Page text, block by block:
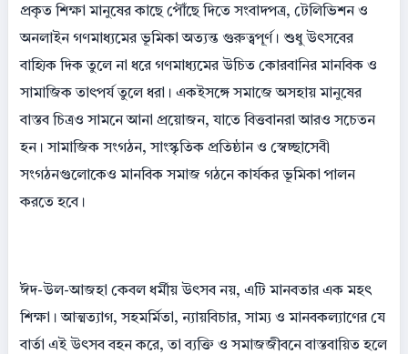
প্রকৃত শিক্ষা মানুষের কাছে পৌঁছে দিতে সংবাদপত্র, টেলিভিশন ও
অনলাইন গণমাধ্যমের ভূমিকা অত্যন্ত গুরুত্বপূর্ণ। শুধু উৎসবের
বাহ্যিক দিক তুলে না ধরে গণমাধ্যমের উচিত কোরবানির মানবিক ও
সামাজিক তাৎপর্য তুলে ধরা। একইসঙ্গে সমাজে অসহায় মানুষের
বাস্তব চিত্রও সামনে আনা প্রয়োজন, যাতে বিত্তবানরা আরও সচেতন
হন। সামাজিক সংগঠন, সাংস্কৃতিক প্রতিষ্ঠান ও স্বেচ্ছাসেবী
সংগঠনগুলোকেও মানবিক সমাজ গঠনে কার্যকর ভূমিকা পালন
করতে হবে।
ঈদ-উল-আজহা কেবল ধর্মীয় উৎসব নয়, এটি মানবতার এক মহৎ
শিক্ষা। আত্মত্যাগ, সহমর্মিতা, ন্যায়বিচার, সাম্য ও মানবকল্যাণের যে
বার্তা এই উৎসব বহন করে, তা ব্যক্তি ও সমাজজীবনে বাস্তবায়িত হলে